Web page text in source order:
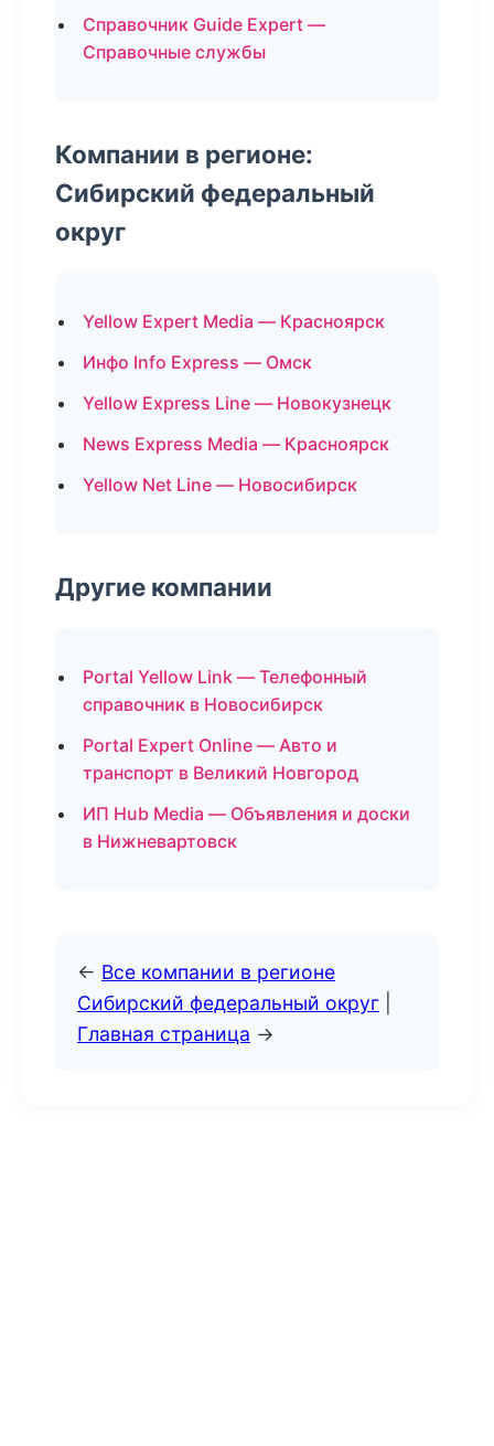
Справочник Guide Expert —
Справочные службы
Компании в регионе:
Сибирский федеральный
округ
Yellow Expert Media — Красноярск
Инфо Info Express — Омск
Yellow Express Line — Новокузнецк
News Express Media — Красноярск
Yellow Net Line — Новосибирск
Другие компании
Portal Yellow Link — Телефонный
справочник в Новосибирск
Portal Expert Online — Авто и
транспорт в Великий Новгород
ИП Hub Media — Объявления и доски
в Нижневартовск
← Все компании в регионе
Сибирский федеральный округ
Главная страница →